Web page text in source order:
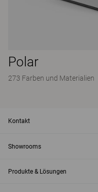
Polar
273 Farben und Materialien
Kontakt
Showrooms
Produkte & Lösungen